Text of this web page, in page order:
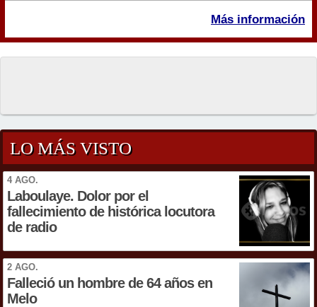
Más información
LO MÁS VISTO
4 AGO.
Laboulaye. Dolor por el
fallecimiento de histórica locutora
de radio
2 AGO.
Falleció un hombre de 64 años en
Melo